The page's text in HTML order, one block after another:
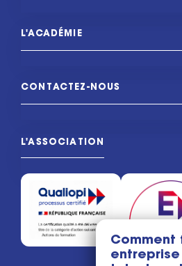
L'ACADÉMIE
CONTACTEZ-NOUS
L'ASSOCIATION
Comment
entreprise